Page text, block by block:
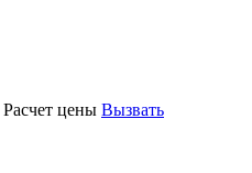
Расчет цены Вызвать